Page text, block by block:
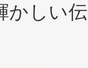
かしい